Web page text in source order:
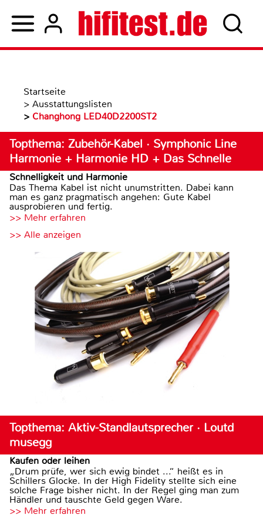
Startseite
> Ausstattungslisten
> Changhong LED40D2200ST2
Topthema: Zubehör-Kabel · Symphonic Line
Harmonie + Harmonie HD + Das Schnelle
Schnelligkeit und Harmonie
Das Thema Kabel ist nicht unumstritten. Dabei kann
man es ganz pragmatisch angehen: Gute Kabel
ausprobieren und fertig.
>> Mehr erfahren
>> Alle anzeigen
Topthema: Aktiv-Standlautsprecher · Loutd
musegg
Kaufen oder leihen
„Drum prüfe, wer sich ewig bindet ...“ heißt es in
Schillers Glocke. In der High Fidelity stellte sich eine
solche Frage bisher nicht. In der Regel ging man zum
Händler und tauschte Geld gegen Ware.
>> Mehr erfahren